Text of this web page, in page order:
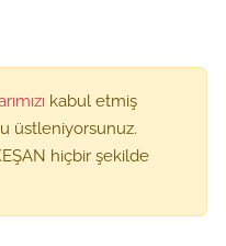
kabul etmiş
üstleniyorsunuz.
hiçbir şekilde